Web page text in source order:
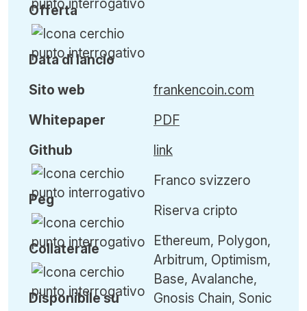
Offerta
Data di lancio
Sito web
Whitepaper
Github
Peg
Collaterale
Disponibile su
frankencoin.com
PDF
link
Franco svizzero
Riserva cripto
Ethereum, Polygon,
Arbitrum, Optimism,
Base, Avalanche,
Gnosis Chain, Sonic